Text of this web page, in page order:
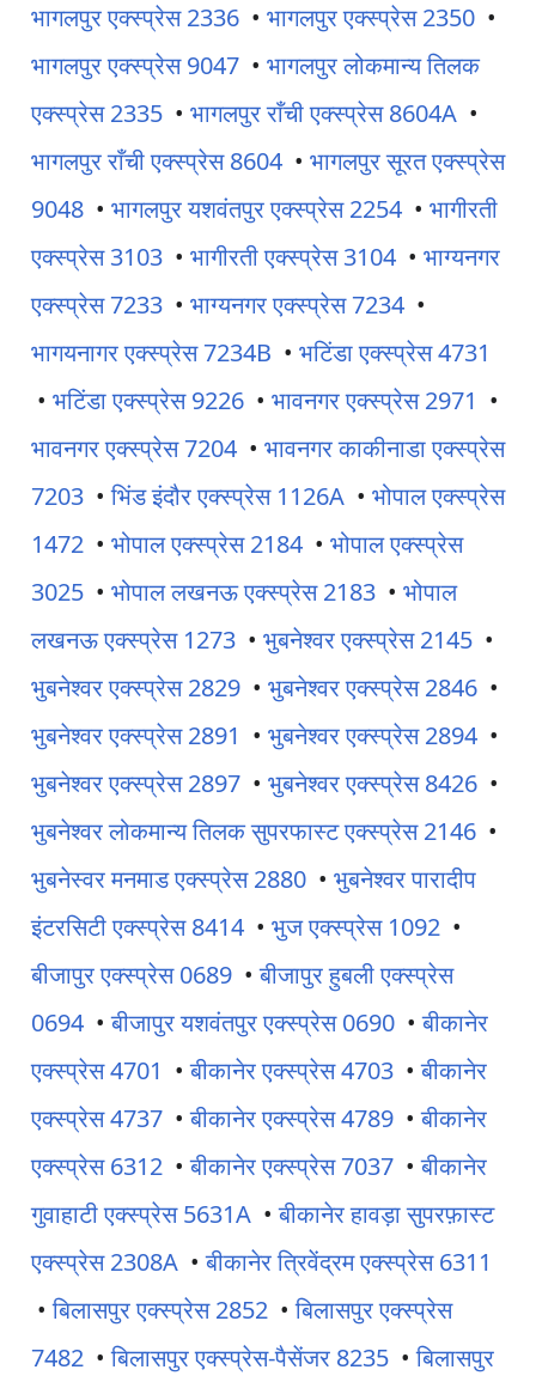
भागलपुर एक्स्प्रेस 2336 • भागलपुर एक्स्प्रेस 2350 •
भागलपुर एक्स्प्रेस 9047 • भागलपुर लोकमान्य तिलक
एक्स्प्रेस 2335 • भागलपुर राँची एक्स्प्रेस 8604A •
भागलपुर राँची एक्स्प्रेस 8604 • भागलपुर सूरत एक्स्प्रेस
9048 • भागलपुर यशवंतपुर एक्स्प्रेस 2254 • भागीरती
एक्स्प्रेस 3103 • भागीरती एक्स्प्रेस 3104 • भाग्यनगर
एक्स्प्रेस 7233 • भाग्यनगर एक्स्प्रेस 7234 •
भागयनागर एक्स्प्रेस 7234B • भटिंडा एक्स्प्रेस 4731
• भटिंडा एक्स्प्रेस 9226 • भावनगर एक्स्प्रेस 2971 •
भावनगर एक्स्प्रेस 7204 • भावनगर काकीनाडा एक्स्प्रेस
7203 •भिंड इंदौर एक्स्प्रेस 1126A • भोपाल एक्स्प्रेस
1472 • भोपाल एक्स्प्रेस 2184 • भोपाल एक्स्प्रेस
3025 • भोपाल लखनऊ एक्स्प्रेस 2183 • भोपाल
लखनऊ एक्स्प्रेस 1273 • भुबनेश्वर एक्स्प्रेस 2145 •
भुबनेश्वर एक्स्प्रेस 2829 • भुबनेश्वर एक्स्प्रेस 2846 •
भुबनेश्वर एक्स्प्रेस 2891 • भुबनेश्वर एक्स्प्रेस 2894 •
भुबनेश्वर एक्स्प्रेस 2897 • भुबनेश्वर एक्स्प्रेस 8426 •
भुबनेश्वर लोकमान्य तिलक सुपरफास्ट एक्स्प्रेस 2146 •
भुबनेस्वर मनमाड एक्स्प्रेस 2880 • भुबनेश्वर पारादीप
इंटरसिटी एक्स्प्रेस 8414 • भुज एक्स्प्रेस 1092 •
बीजापुर एक्स्प्रेस 0689 •बीजापुर हुबली एक्स्प्रेस
0694 •बीजापुर यशवंतपुर एक्स्प्रेस 0690 •बीकानेर
एक्स्प्रेस 4701 •बीकानेर एक्स्प्रेस 4703 •बीकानेर
एक्स्प्रेस 4737 •बीकानेर एक्स्प्रेस 4789 •बीकानेर
एक्स्प्रेस 6312 •बीकानेर एक्स्प्रेस 7037 •बीकानेर
गुवाहाटी एक्स्प्रेस 5631A •बीकानेर हावड़ा सुपरफ़ास्ट
एक्स्प्रेस 2308A •बीकानेर त्रिवेंद्रम एक्स्प्रेस 6311
•बिलासपुर एक्स्प्रेस 2852 •बिलासपुर एक्स्प्रेस
7482 •बिलासपुर एक्स्प्रेस-पैसेंजर 8235 •बिलासपुर